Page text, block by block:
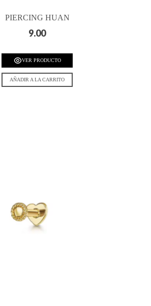
PIERCING HUAN
9.00
VER PRODUCTO
AÑADIR A LA CARRITO